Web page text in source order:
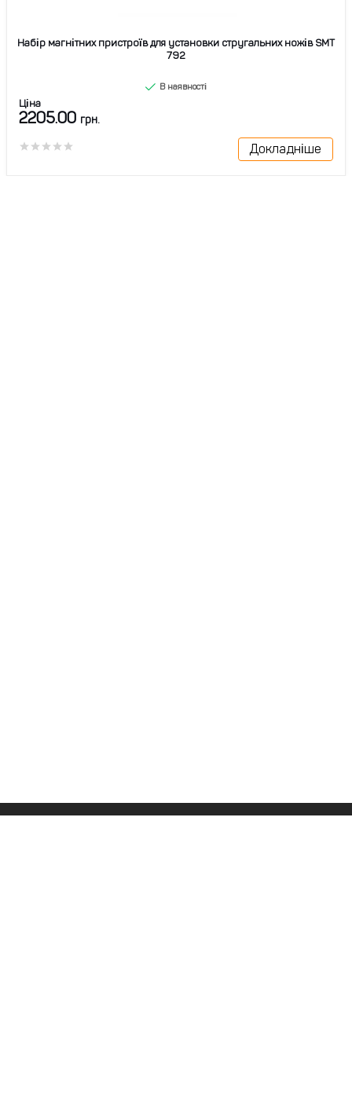
Набір магнітних пристроїв для установки стругальних ножів SMT
792
В наявності
Ціна
2205.00 грн.
Докладніше